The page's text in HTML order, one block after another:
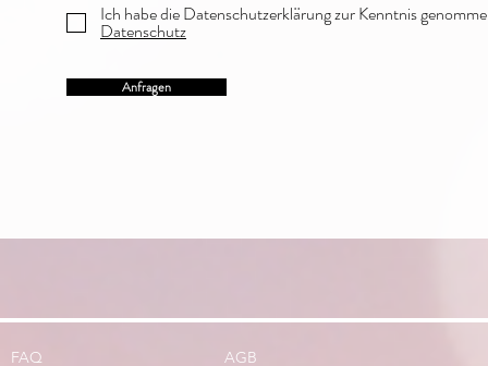
Ich habe die Datenschutzerklärung zur Kenntnis
Datenschutz
Anfragen
FAQ
AGB